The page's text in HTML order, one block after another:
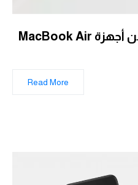
أبل تطلق الجيل الجديد من أجهزة MacBook Air
Read More